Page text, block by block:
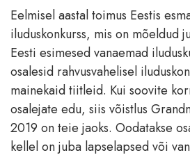
Eelmisel aastal toimus Eestis
iluduskonkurss, mis on mõeldud
Eesti esimesed vanaemad
osalesid rahvusvahelisel
mainekaid tiitleid. Kui soovite
osalejate edu, siis võistlus
2019 on teie jaoks. Oodatakse
kellel on juba lapselapsed või